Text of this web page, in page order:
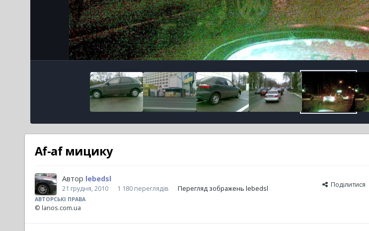
Af-af мицику
Автор lebedsl
21 грудня, 2010 1 180 переглядів Перегляд зображень lebedsl Поділитися
АВТОРСЬКІ ПРАВА
© lanos.com.ua